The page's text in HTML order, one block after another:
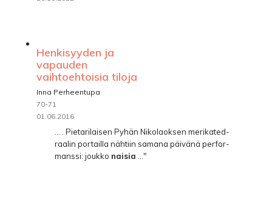
Henkisyyden ja
vapauden
vaihtoehtoisia tiloja
Inna Perheentupa
70-71
01.06.2016
... . Pietarilaisen Pyhän Nikolaoksen merikated-
raalin portailla nähtiin samana päivänä perfor-
manssi: joukko naisia ..."